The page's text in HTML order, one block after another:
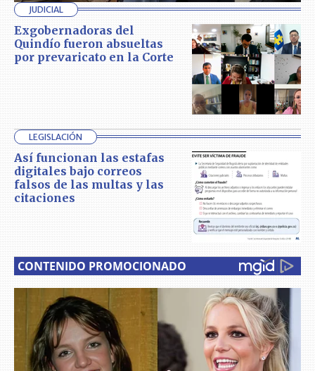
JUDICIAL
Exgobernadoras del
Quindío fueron absueltas
por prevaricato en la Corte
LEGISLACIÓN
Así funcionan las estafas
digitales bajo correos
falsos de las multas y las
citaciones